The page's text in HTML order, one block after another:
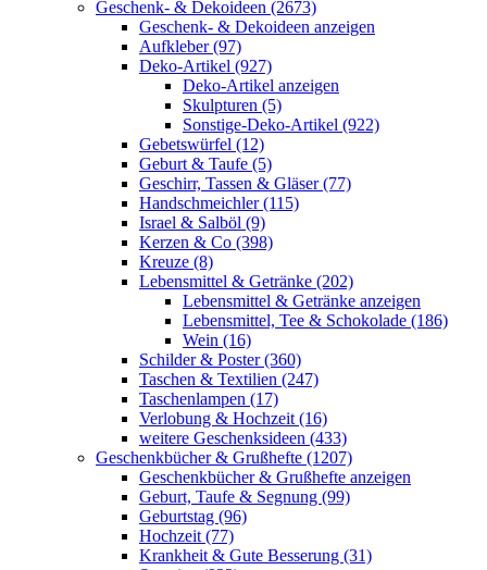
Geschenk- & Dekoideen (2673)
Geschenk- & Dekoideen anzeigen
Aufkleber (97)
Deko-Artikel (927)
Deko-Artikel anzeigen
Skulpturen (5)
Sonstige-Deko-Artikel (922)
Gebetswürfel (12)
Geburt & Taufe (5)
Geschirr, Tassen & Gläser (77)
Handschmeichler (115)
Israel & Salböl (9)
Kerzen & Co (398)
Kreuze (8)
Lebensmittel & Getränke (202)
Lebensmittel & Getränke anzeigen
Lebensmittel, Tee & Schokolade (186)
Wein (16)
Schilder & Poster (360)
Taschen & Textilien (247)
Taschenlampen (17)
Verlobung & Hochzeit (16)
weitere Geschenksideen (433)
Geschenkbücher & Grußhefte (1207)
Geschenkbücher & Grußhefte anzeigen
Geburt, Taufe & Segnung (99)
Geburtstag (96)
Hochzeit (77)
Krankheit & Gute Besserung (31)